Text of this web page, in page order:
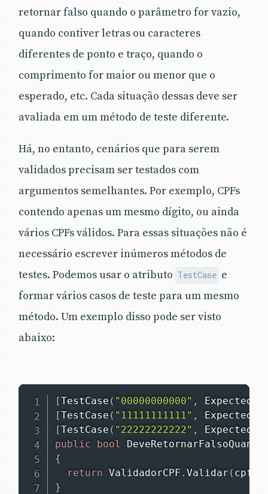
retornar falso quando o parâmetro for vazio,
quando contiver letras ou caracteres
diferentes de ponto e traço, quando o
comprimento for maior ou menor que o
esperado, etc. Cada situação dessas deve ser
avaliada em um método de teste diferente.
Há, no entanto, cenários que para serem
validados precisam ser testados com
argumentos semelhantes. Por exemplo, CPFs
contendo apenas um mesmo dígito, ou ainda
vários CPFs válidos. Para essas situações não é
necessário escrever inúmeros métodos de
testes. Podemos usar o atributo TestCase e
formar vários casos de teste para um mesmo
método. Um exemplo disso pode ser visto
abaixo:
[TestCase ( "00000000000" ,
[TestCase ( "11111111111" ,
[TestCase ( "22222222222" ,
public
bool
{
return ValidadorCPF . Validar ( cpf
}